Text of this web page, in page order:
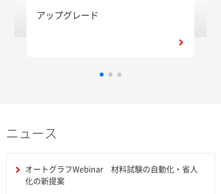
アップグレード
ニュース
オートグラフWebinar 材料試験の自動化・省人
化の新提案